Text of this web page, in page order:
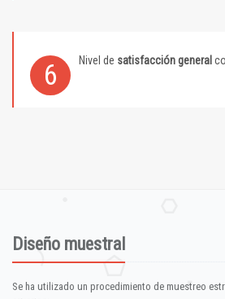
6 Nivel de satisfacción general
Diseño muestral
Se ha utilizado un procedimiento de muestreo